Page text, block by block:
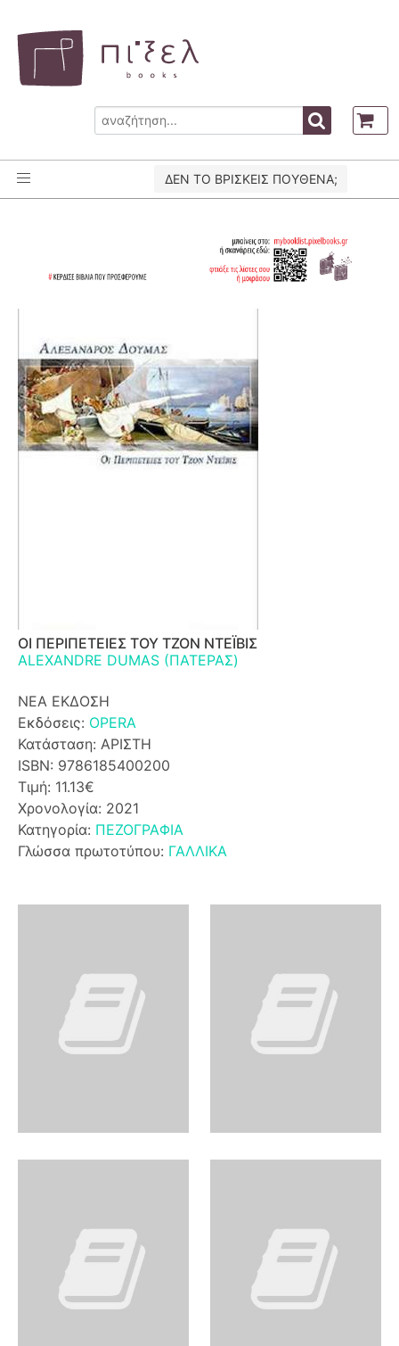
ΔΕΝ ΤΟ ΒΡΙΣΚΕΙΣ ΠΟΥΘΕΝΑ;
ΟΙ ΠΕΡΙΠΕΤΕΙΕΣ ΤΟΥ ΤΖΟΝ ΝΤΕΪΒΙΣ
ALEXANDRE DUMAS (ΠΑΤΕΡΑΣ)
ΝΕΑ ΕΚΔΟΣΗ
Εκδόσεις: OPERA
Κατάσταση: ΑΡΙΣΤΗ
ISBN: 9786185400200
Τιμή: 11.13€
Χρονολογία: 2021
Κατηγορία: ΠΕΖΟΓΡΑΦΙΑ
Γλώσσα πρωτοτύπου: ΓΑΛΛΙΚΑ